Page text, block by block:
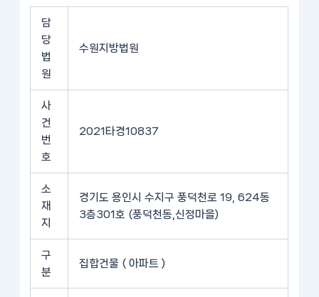
담
당
법
원
수원지방법원
사
건
번
호
2021타경10837
소
재
지
경기도 용인시 수지구 풍덕천로 19, 624동
3층301호 (풍덕천동,신정마을)
구
분
집합건물 ( 아파트 )